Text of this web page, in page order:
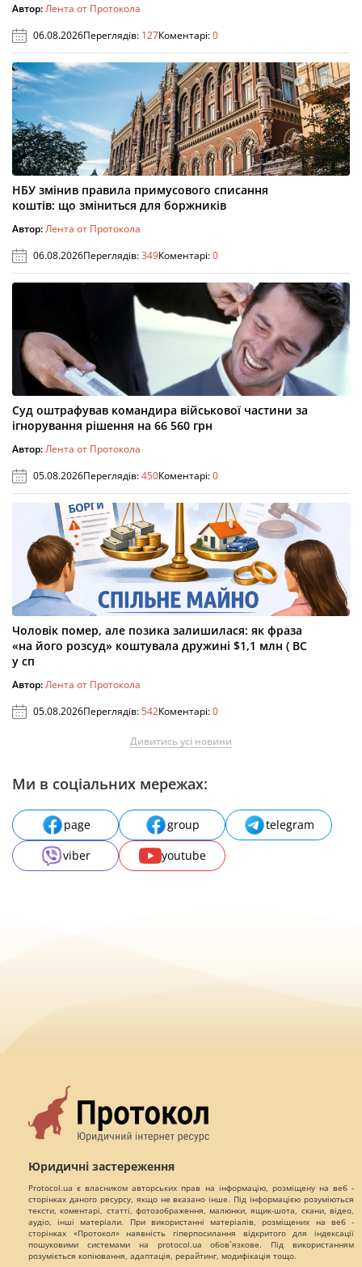
Автор:Лента от Протокола
06.08.2026Переглядів: 127Коментарі:0
НБУ змінив правила примусового списання
коштів: що зміниться для боржників
Автор:Лента от Протокола
06.08.2026Переглядів:349Коментарі:0
Суд оштрафував командира військової частини за
ігнорування рішення на 66 560 грн
Автор:Лента от Протокола
05.08.2026Переглядів:450Коментарі:0
Чоловік помер, але позика залишилася: як фраза
«на його розсуд» коштувала дружині $1,1 млн ( ВС
у сп
Автор:Лента от Протокола
05.08.2026Переглядів:542Коментарі:0
Дивитись усі новини
Ми в соціальних мережах:
page group
telegram
viber
youtube
Юридичні застереження
Protocol.ua є власником авторських прав на інформацію, розміщену на веб -
сторінках даного ресурсу, якщо не вказано інше. Під інформацією розуміються
тексти, коментарі, статті, фотозображення, малюнки, ящик-шота, скани, відео,
аудіо, інші матеріали. При використанні матеріалів, розміщених на веб -
сторінках «Протокол» наявність гіперпосилання відкритого для індексації
пошуковими системами на protocol.ua обов`язкове. Під використанням
розуміється копіювання, адаптація, рерайтинг, модифікація тощо.